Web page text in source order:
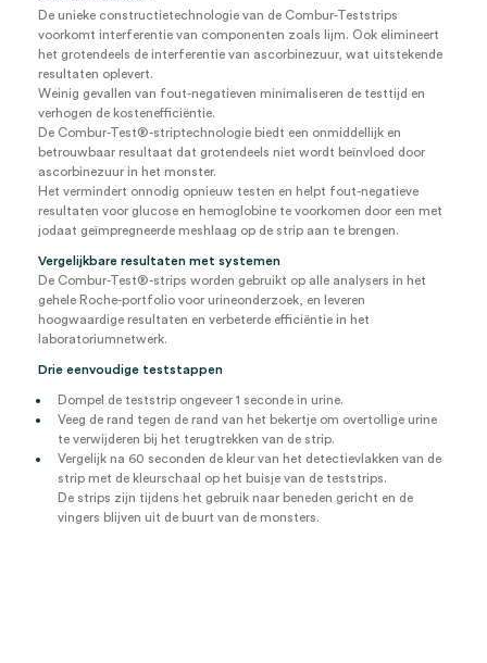
De unieke constructietechnologie van de Combur-Teststrips
voorkomt interferentie van componenten zoals lijm. Ook elimineert
het grotendeels de interferentie van ascorbinezuur, wat uitstekende
resultaten oplevert.
Weinig gevallen van fout-negatieven minimaliseren de testtijd en
verhogen de kostenefficiëntie.
De Combur-Test®-striptechnologie biedt een onmiddellijk en
betrouwbaar resultaat dat grotendeels niet wordt beïnvloed door
ascorbinezuur in het monster.
Het vermindert onnodig opnieuw testen en helpt fout-negatieve
resultaten voor glucose en hemoglobine te voorkomen door een met
jodaat geïmpregneerde meshlaag op de strip aan te brengen.
Vergelijkbare resultaten met systemen
De Combur-Test®-strips worden gebruikt op alle analysers in het
gehele Roche-portfolio voor urineonderzoek, en leveren
hoogwaardige resultaten en verbeterde efficiëntie in het
laboratoriumnetwerk.
Drie eenvoudige teststappen
Dompel de teststrip ongeveer 1 seconde in urine.
Veeg de rand tegen de rand van het bekertje om overtollige urine
te verwijderen bij het terugtrekken van de strip.
Vergelijk na 60 seconden de kleur van het detectievlakken van de
strip met de kleurschaal op het buisje van de teststrips.
De strips zijn tijdens het gebruik naar beneden gericht en de
vingers blijven uit de buurt van de monsters.